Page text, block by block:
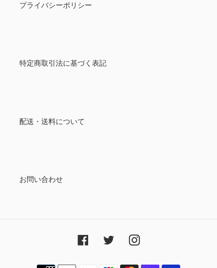
プライバシーポリシー
特定商取引法に基づく表記
配送・送料について
お問い合わせ
FacebookTwitter Instagram